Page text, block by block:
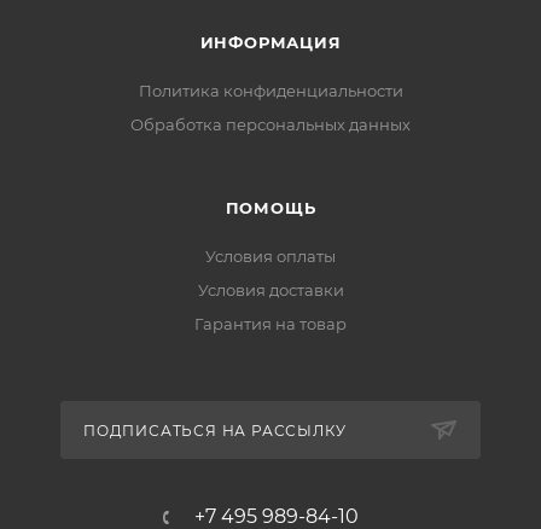
скоплению грязи и отложений, способствующих
Комплект поставки:
ИНФОРМАЦИЯ
Политика конфиденциальности
Обработка персональных данных
ПОМОЩЬ
Условия оплаты
Условия доставки
Гарантия на товар
ПОДПИСАТЬСЯ НА РАССЫЛКУ
+7 495 989-84-10